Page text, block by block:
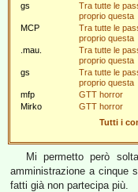
gs
Tra tutte le
proprio questa
MCP
Tra tutte le
proprio questa
.mau.
Tra tutte le
proprio questa
gs
Tra tutte le
proprio questa
mfp
GTT horror
Mirko
GTT horror
Tutti i
Mi permetto però
amministrazione a cinque
fatti già non partecipa più.